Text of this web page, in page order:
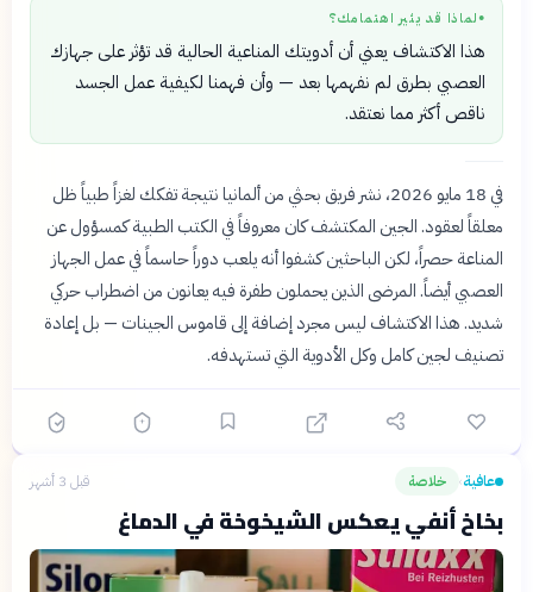
● لماذا قد يثير اهتمامك؟
هذا الاكتشاف يعني أن أدويتك المناعية الحالية قد تؤثر على جهازك
العصبي بطرق لم نفهمها بعد — وأن فهمنا لكيفية عمل الجسد
ناقص أكثر مما نعتقد.
في 18 مايو 2026، نشر فريق بحثي من ألمانيا نتيجة تفكك لغزاً طبياً ظل
معلقاً لعقود. الجين المكتشف كان معروفاً في الكتب الطبية كمسؤول عن
المناعة حصراً، لكن الباحثين كشفوا أنه يلعب دوراً حاسماً في عمل الجهاز
العصبي أيضاً. المرضى الذين يحملون طفرة فيه يعانون من اضطراب حركي
شديد. هذا الاكتشاف ليس مجرد إضافة إلى قاموس الجينات — بل إعادة
تصنيف لجين كامل وكل الأدوية التي تستهدفه.
عافية› خلاصة قبل 3 أشهر
بخاخ أنفي يعكس الشيخوخة في الدماغ